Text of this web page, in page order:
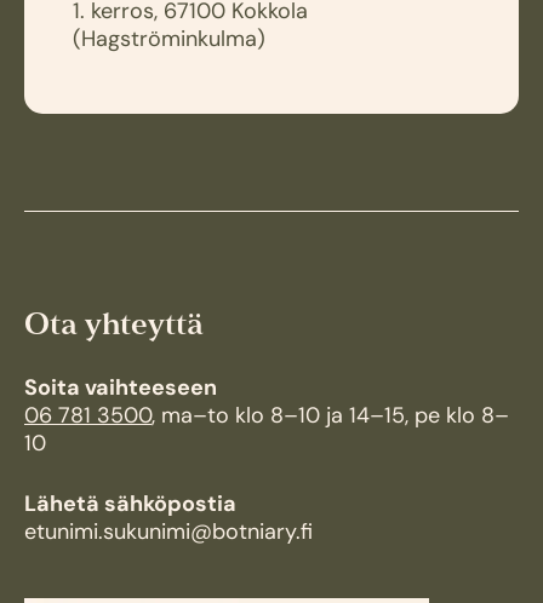
1. kerros, 67100 Kokkola
(Hagströminkulma)
Ota yhteyttä
Soita vaihteeseen
06 781 3500, ma–to klo 8–10 ja 14–15, pe klo 8–
10
Lähetä sähköpostia
etunimi.sukunimi@botniary.fi